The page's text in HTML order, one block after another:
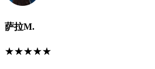
萨拉M.
★★★★★